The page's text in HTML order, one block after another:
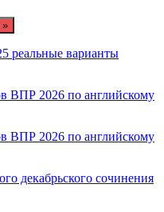
реальные варианты
ВПР 2026 по английскому
ВПР 2026 по английскому
декабрьского сочинения